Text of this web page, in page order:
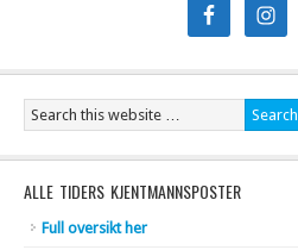
ALLE TIDERS KJENTMANNSPOSTER
Full oversikt her